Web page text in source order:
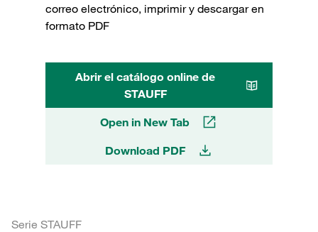
correo electrónico, imprimir y descargar en
formato PDF
Abrir el catálogo online de
STAUFF
Open in New Tab
Download PDF
Serie STAUFF